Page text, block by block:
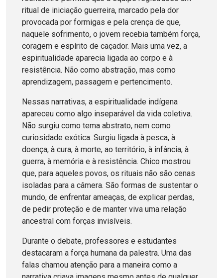
ritual de iniciação guerreira, marcado pela dor
provocada por formigas e pela crença de que,
naquele sofrimento, o jovem recebia também força,
coragem e espírito de caçador. Mais uma vez, a
espiritualidade aparecia ligada ao corpo e à
resistência. Não como abstração, mas como
aprendizagem, passagem e pertencimento.
Nessas narrativas, a espiritualidade indígena
apareceu como algo inseparável da vida coletiva.
Não surgiu como tema abstrato, nem como
curiosidade exótica. Surgiu ligada à pesca, à
doença, à cura, à morte, ao território, à infância, à
guerra, à memória e à resistência. Chico mostrou
que, para aqueles povos, os rituais não são cenas
isoladas para a câmera. São formas de sustentar o
mundo, de enfrentar ameaças, de explicar perdas,
de pedir proteção e de manter viva uma relação
ancestral com forças invisíveis.
Durante o debate, professores e estudantes
destacaram a força humana da palestra. Uma das
falas chamou atenção para a maneira como a